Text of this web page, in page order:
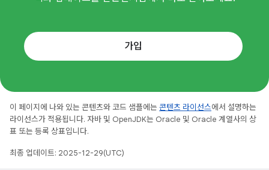
가입
이 페이지에 나와 있는 콘텐츠와 코드 샘플에는 콘텐츠 라이선스에서 설명하는
라이선스가 적용됩니다. 자바 및 OpenJDK는 Oracle 및 Oracle 계열사의 상
표 또는 등록 상표입니다.
최종 업데이트: 2025-12-29(UTC)